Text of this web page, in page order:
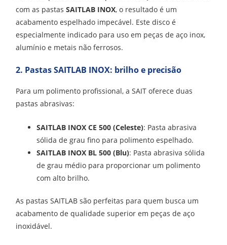
com as pastasSAITLAB INOX, o resultado é um
acabamento espelhado impecável. Este disco é
especialmente indicado para uso em peças de aço inox,
alumínio e metais não ferrosos.
2. Pastas SAITLAB INOX: brilho e precisão
Para um polimento profissional, a SAIT oferece duas
pastas abrasivas:
SAITLAB INOX CE 500 (Celeste): Pasta abrasiva
sólida de grau fino para polimento espelhado.
SAITLAB INOX BL 500 (Blu): Pasta abrasiva sólida
de grau médio para proporcionar um polimento
com alto brilho.
As pastas SAITLAB são perfeitas para quem busca um
acabamento de qualidade superior em peças de aço
inoxidável.